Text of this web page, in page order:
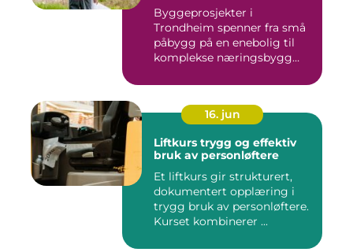
Byggeprosjekter i
Trondheim spenner fra små
påbygg på en enebolig til
komplekse næringsbygg
16. jun
Liftkurs trygg og effektiv
bruk av personløftere
Et liftkurs gir strukturert,
dokumentert opplæring i
trygg bruk av personløftere.
Kurset kombinerer ...